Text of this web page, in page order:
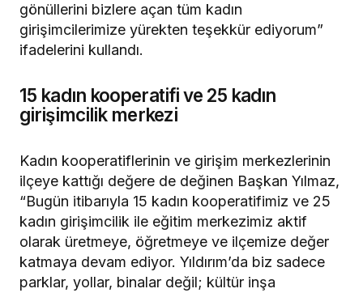
gönüllerini bizlere açan tüm kadın
girişimcilerimize yürekten teşekkür ediyorum”
ifadelerini kullandı.
15 kadın kooperatifi ve 25 kadın
girişimcilik merkezi
Kadın kooperatiflerinin ve girişim merkezlerinin
ilçeye kattığı değere de değinen Başkan Yılmaz,
“Bugün itibarıyla 15 kadın kooperatifimiz ve 25
kadın girişimcilik ile eğitim merkezimiz aktif
olarak üretmeye, öğretmeye ve ilçemize değer
katmaya devam ediyor. Yıldırım’da biz sadece
parklar, yollar, binalar değil; kültür inşa